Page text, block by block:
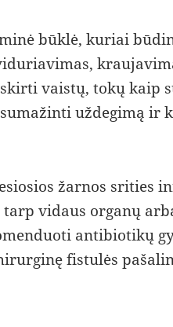
būklė, kuriai
vaistų, tokų kaip
uždegimą ir
žarnos srities
vidaus organų
antibiotikų
fistulės